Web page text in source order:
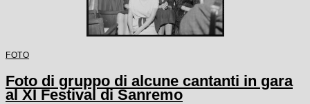
FOTO
Foto di gruppo di alcune cantanti in gara
al XI Festival di Sanremo